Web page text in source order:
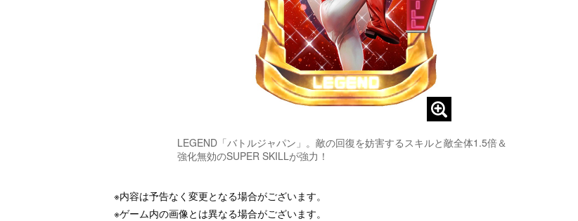
LEGEND「バトルジャパン」。敵の回復を妨害するスキルと敵全体1.5倍＆
強化無効のSUPER SKILLが強力！
※内容は予告なく変更となる場合がございます。
※ゲーム内の画像とは異なる場合がございます。